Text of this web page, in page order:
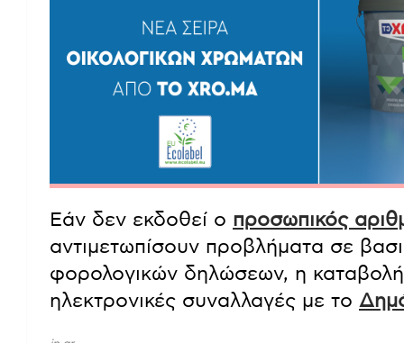
Εάν δεν εκδοθεί ο προσωπικός
αντιμετωπίσουν προβλήματα σε
φορολογικών δηλώσεων, η
ηλεκτρονικές συναλλαγές με το